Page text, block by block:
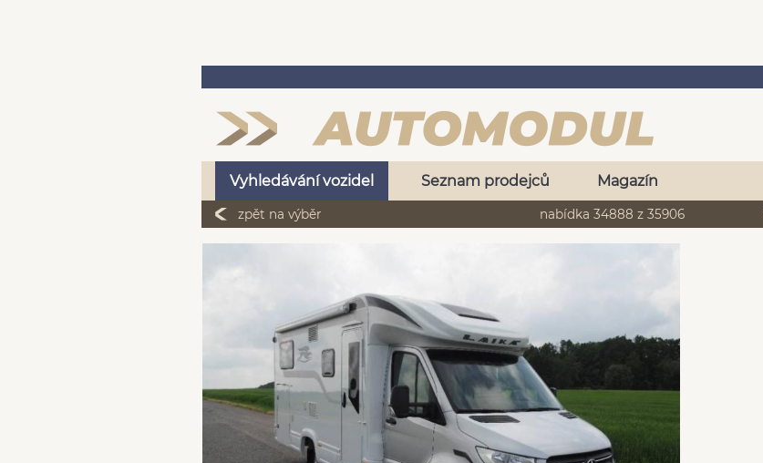
Vyhledávání vozidel Seznam prodejců Magazín
zpět na výběr nabídka 34888 z 35906